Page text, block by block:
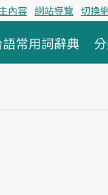
內容 網站導覽 切換
常用詞辭典